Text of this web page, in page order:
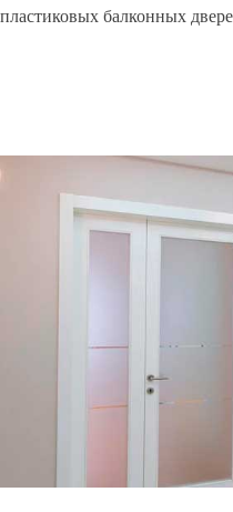
пластиковых балконных